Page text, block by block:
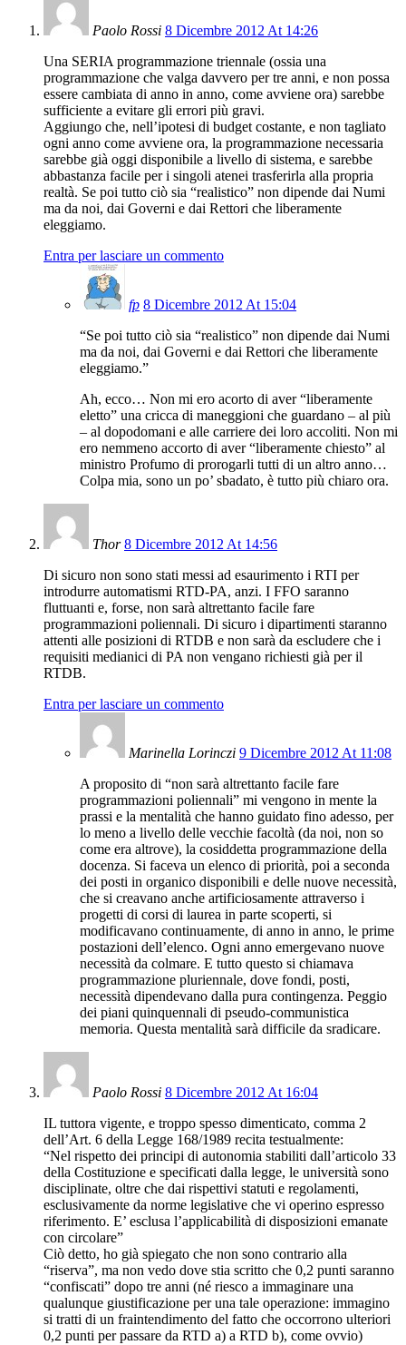
Paolo Rossi 8 Dicembre 2012 At 14:26
Una SERIA programmazione triennale (ossia una
programmazione che valga davvero per tre anni, e non possa
essere cambiata di anno in anno, come avviene ora) sarebbe
sufficiente a evitare gli errori più gravi.
Aggiungo che, nell’ipotesi di budget costante, e non tagliato
ogni anno come avviene ora, la programmazione necessaria
sarebbe già oggi disponibile a livello di sistema, e sarebbe
abbastanza facile per i singoli atenei trasferirla alla propria
realtà. Se poi tutto ciò sia “realistico” non dipende dai Numi
ma da noi, dai Governi e dai Rettori che liberamente
eleggiamo.
Entra per lasciare un commento
fp 8 Dicembre 2012 At 15:04
“Se poi tutto ciò sia “realistico” non dipende dai Numi
ma da noi, dai Governi e dai Rettori che liberamente
eleggiamo.”
Ah, ecco… Non mi ero acorto di aver “liberamente
eletto” una cricca di maneggioni che guardano – al più
– al dopodomani e alle carriere dei loro accoliti. Non mi
ero nemmeno accorto di aver “liberamente chiesto” al
ministro Profumo di prorogarli tutti di un altro anno…
Colpa mia, sono un po’ sbadato, è tutto più chiaro ora.
Thor 8 Dicembre 2012 At 14:56
Di sicuro non sono stati messi ad esaurimento i RTI per
introdurre automatismi RTD-PA, anzi. I FFO saranno
fluttuanti e, forse, non sarà altrettanto facile fare
programmazioni poliennali. Di sicuro i dipartimenti staranno
attenti alle posizioni di RTDB e non sarà da escludere che i
requisiti medianici di PA non vengano richiesti già per il
RTDB.
Entra per lasciare un commento
Marinella Lorinczi 9 Dicembre 2012 At 11:08
A proposito di “non sarà altrettanto facile fare
programmazioni poliennali” mi vengono in mente la
prassi e la mentalità che hanno guidato fino adesso, per
lo meno a livello delle vecchie facoltà (da noi, non so
come era altrove), la cosiddetta programmazione della
docenza. Si faceva un elenco di priorità, poi a seconda
dei posti in organico disponibili e delle nuove necessità,
che si creavano anche artificiosamente attraverso i
progetti di corsi di laurea in parte scoperti, si
modificavano continuamente, di anno in anno, le prime
postazioni dell’elenco. Ogni anno emergevano nuove
necessità da colmare. E tutto questo si chiamava
programmazione pluriennale, dove fondi, posti,
necessità dipendevano dalla pura contingenza. Peggio
dei piani quinquennali di pseudo-communistica
memoria. Questa mentalità sarà difficile da sradicare.
Paolo Rossi 8 Dicembre 2012 At 16:04
IL tuttora vigente, e troppo spesso dimenticato, comma 2
dell’Art. 6 della Legge 168/1989 recita testualmente:
“Nel rispetto dei principi di autonomia stabiliti dall’articolo 33
della Costituzione e specificati dalla legge, le università sono
disciplinate, oltre che dai rispettivi statuti e regolamenti,
esclusivamente da norme legislative che vi operino espresso
riferimento. E’ esclusa l’applicabilità di disposizioni emanate
con circolare”
Ciò detto, ho già spiegato che non sono contrario alla
“riserva”, ma non vedo dove stia scritto che 0,2 punti saranno
“confiscati” dopo tre anni (né riesco a immaginare una
qualunque giustificazione per una tale operazione: immagino
si tratti di un fraintendimento del fatto che occorrono ulteriori
0,2 punti per passare da RTD a) a RTD b), come ovvio)